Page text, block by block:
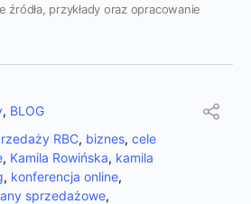
źródła, przykłady oraz opracowanie
, BLOG
RBC, biznes, cele
, Kamila Rowińska, kamila
, konferencja online,
sprzedażowe,